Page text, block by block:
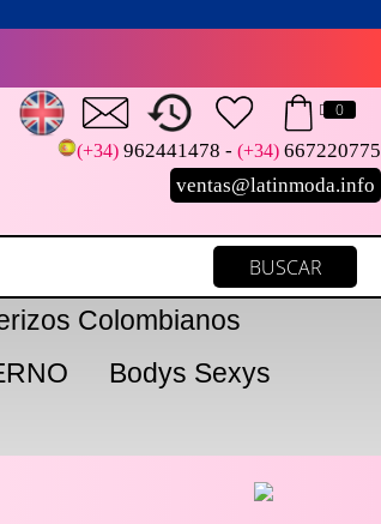
0
(+34)962441478 - (+34)667220775
ventas@latinmoda.info
Colombianos
Bodys Sexys